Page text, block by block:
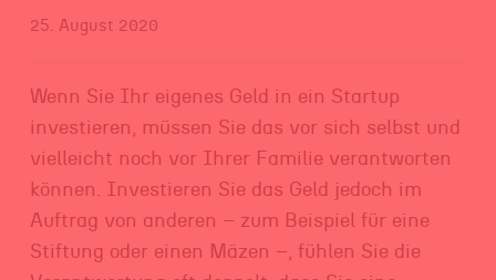
25. August 2020
Wenn Sie Ihr eigenes Geld in ein Startup
investieren, müssen Sie das vor sich selbst und
vielleicht noch vor Ihrer Familie verantworten
können. Investieren Sie das Geld jedoch im
Auftrag von anderen – zum Beispiel für eine
Stiftung oder einen Mäzen –, fühlen Sie die